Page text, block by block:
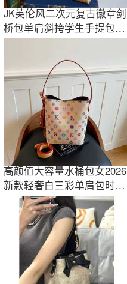
JK英伦风二次元复古徽章剑
桥包单肩斜挎学生手提包学
院公文包百搭
高颜值大容量水桶包女2026
新款轻奢白三彩单肩包时尚
百搭手提斜挎